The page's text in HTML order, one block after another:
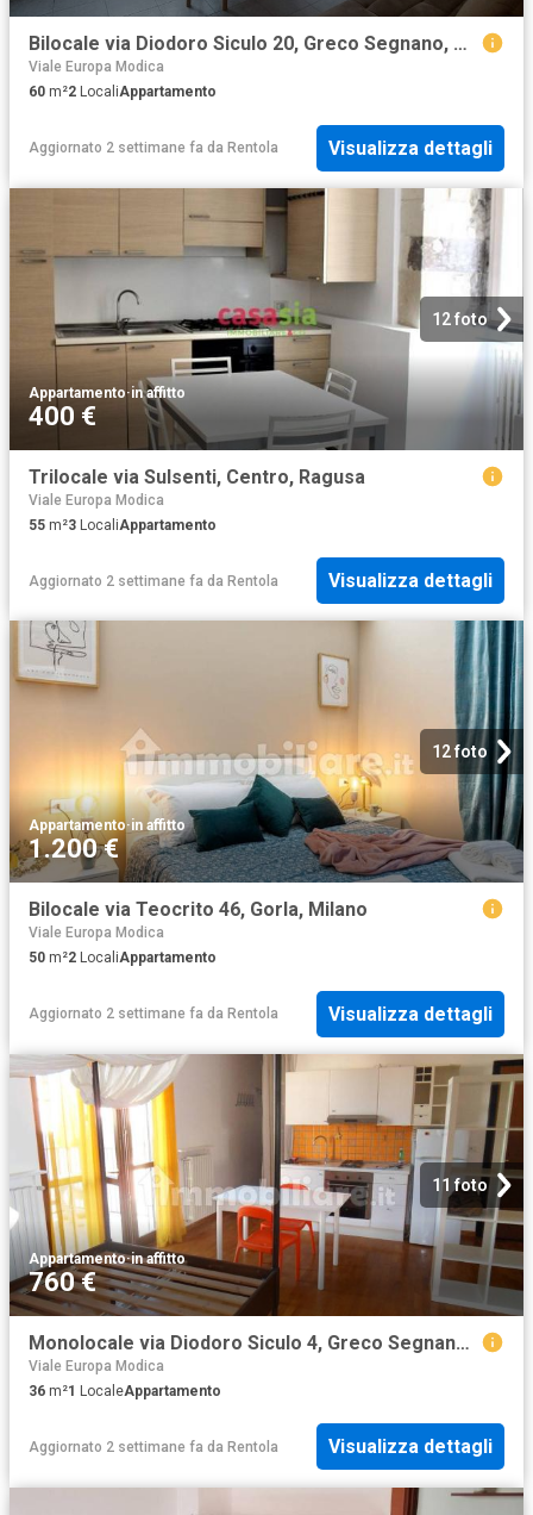
Bilocale via Diodoro Siculo 20, Greco Segnano, Milano
Viale Europa Modica
60 m²2 LocaliAppartamento
Aggiornato 2 settimane fa da Rentola Visualizza dettagli
12 foto
Appartamento·in affitto
400 €
Trilocale via Sulsenti, Centro, Ragusa
Viale Europa Modica
55 m²3 LocaliAppartamento
Aggiornato 2 settimane fa da Rentola Visualizza dettagli
12 foto
Appartamento·in affitto
1.200 €
Bilocale via Teocrito 46, Gorla, Milano
Viale Europa Modica
50 m²2 LocaliAppartamento
Aggiornato 2 settimane fa da Rentola Visualizza dettagli
11 foto
Appartamento·in affitto
760 €
Monolocale via Diodoro Siculo 4, Greco Segnano, Milano
Viale Europa Modica
36 m²1 LocaleAppartamento
Aggiornato 2 settimane fa da Rentola Visualizza dettagli